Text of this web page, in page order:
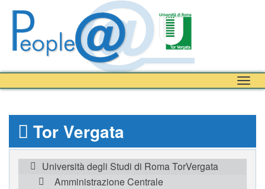
Tor Vergata
Università degli Studi di Roma TorVergata
Amministrazione Centrale